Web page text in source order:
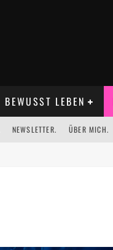
BEWUSST LEBEN
NEWSLETTER. ÜBER MICH.